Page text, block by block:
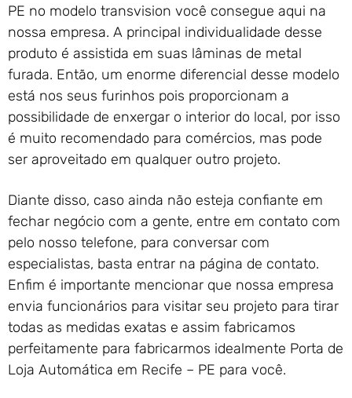
PE no modelo transvision você consegue aqui na
nossa empresa. A principal individualidade desse
produto é assistida em suas lâminas de metal
furada. Então, um enorme diferencial desse modelo
está nos seus furinhos pois proporcionam a
possibilidade de enxergar o interior do local, por isso
é muito recomendado para comércios, mas pode
ser aproveitado em qualquer outro projeto.
Diante disso, caso ainda não esteja confiante em
fechar negócio com a gente, entre em contato com
pelo nosso telefone, para conversar com
especialistas, basta entrar na página de contato.
Enfim é importante mencionar que nossa empresa
envia funcionários para visitar seu projeto para tirar
todas as medidas exatas e assim fabricamos
perfeitamente para fabricarmos idealmente Porta de
Loja Automática em Recife – PE para você.